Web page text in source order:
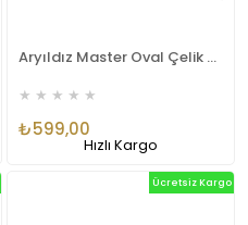
Aryıldız Master Oval Çelik Rende Büyük Ar272756
★ ★ ★ ★ ★
₺599,00
Hızlı Kargo
Ücretsiz Kargo